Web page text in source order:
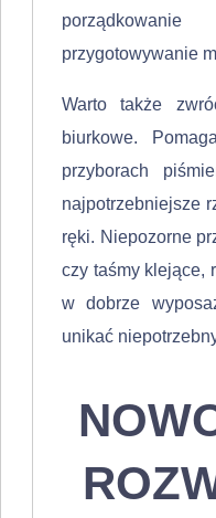
przygotowywanie
Warto także
biurkowe.
przyborach
najpotrzebniejsze
ręki. Niepozorne
czy taśmy klejące,
w dobrze
unikać